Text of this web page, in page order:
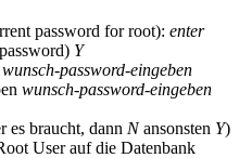
password for root): enter
Y
wunsch-password-eingeben
wunsch-password-eingeben
braucht, dann Nansonsten Y)
User auf die Datenbank